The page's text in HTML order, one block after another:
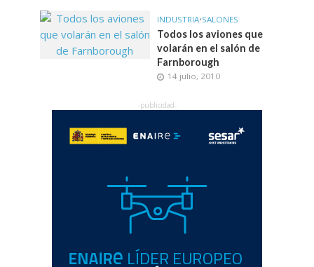
INDUSTRIA•SALONES
Todos los aviones que
volarán en el salón de
Farnborough
14 julio, 2010